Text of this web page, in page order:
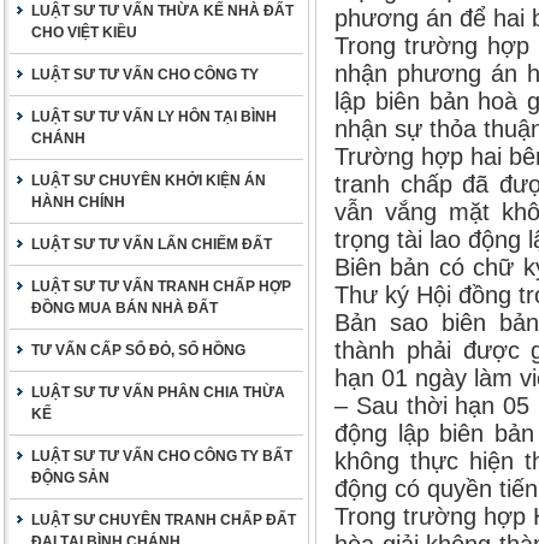
LUẬT SƯ TƯ VẤN THỪA KẾ NHÀ ĐẤT
CHO VIỆT KIỀU
LUẬT SƯ TƯ VẤN CHO CÔNG TY
LUẬT SƯ TƯ VẤN LY HÔN TẠI BÌNH
CHÁNH
LUẬT SƯ CHUYÊN KHỞI KIỆN ÁN
HÀNH CHÍNH
LUẬT SƯ TƯ VẤN LẤN CHIẾM ĐẤT
LUẬT SƯ TƯ VẤN TRANH CHẤP HỢP
ĐỒNG MUA BÁN NHÀ ĐẤT
TƯ VẤN CẤP SỔ ĐỎ, SỔ HỒNG
LUẬT SƯ TƯ VẤN PHÂN CHIA THỪA
KẾ
LUẬT SƯ TƯ VẤN CHO CÔNG TY BẤT
ĐỘNG SẢN
LUẬT SƯ CHUYÊN TRANH CHẤP ĐẤT
phương án để hai
Trong trường hợp
nhận phương án
lập biên bản hoà
nhận sự thỏa
Trường hợp hai
tranh chấp đã
vẫn vắng mặt
trọng tài lao động
Biên bản có chữ
Thư ký Hội đồng
Bản sao biên
thành phải được
hạn 01 ngày làm
– Sau thời hạn 05
động lập biên
không thực hiện
động có quyền
Trong trường hợp